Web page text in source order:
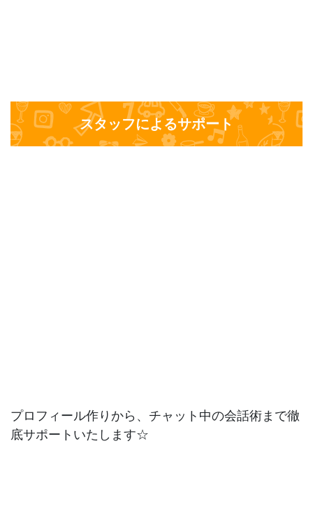
スタッフによるサポート
プロフィール作りから、チャット中の会話術まで徹
底サポートいたします☆